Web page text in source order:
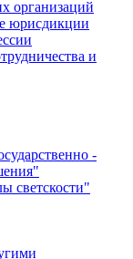
организаций
юрисдикции
и
-
светскости"